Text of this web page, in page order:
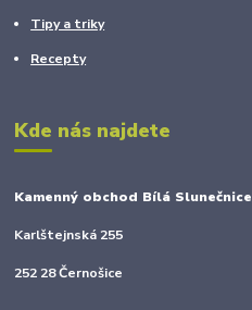
Tipy a triky
Recepty
Kde nás najdete
Kamenný obchod Bílá Slunečnice
Karlštejnská 255
252 28 Černošice